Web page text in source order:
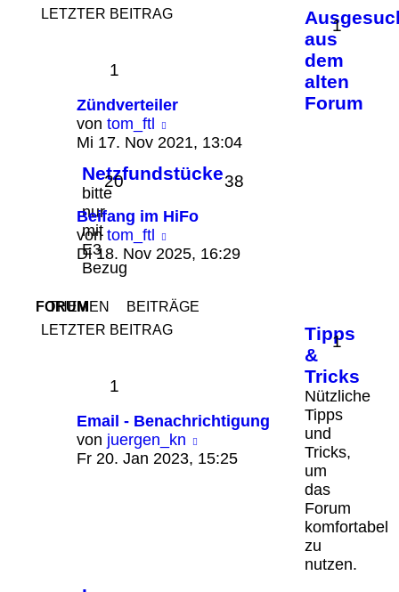
LETZTER BEITRAG
aus
dem
alten
Forum
1
1
Zündverteiler
von tom_ftl
Beitrag
Mi 17. Nov 2021, 13:04
Netzfundstücke
bitte
nur
mit
E3
Bezug
20 38
Beifang im HiFo
von tom_ftl
Beitrag
Di 18. Nov 2025, 16:29
FORUM
THEMEN
BEITRÄGE
LETZTER BEITRAG
Tipps
&
Tricks
Nützliche
Tipps
und
Tricks,
um
das
Forum
komfortabel
zu
nutzen.
1
1
Email - Benachrichtigung
von juergen_kn
Beitrag
Fr 20. Jan 2023, 15:25